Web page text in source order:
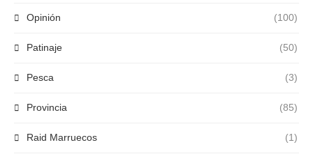
Opinión (100)
Patinaje (50)
Pesca (3)
Provincia (85)
Raid Marruecos (1)